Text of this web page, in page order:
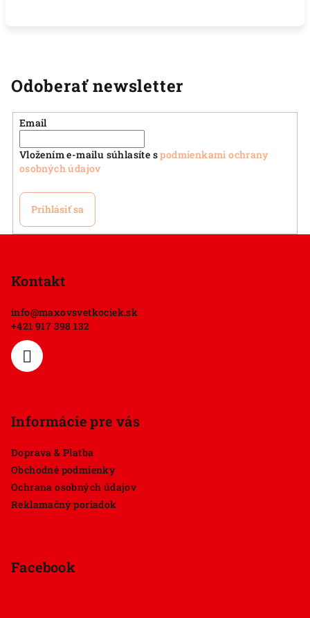
Odoberať newsletter
Email
Vložením e-mailu súhlasíte spodmienkami ochrany
osobných údajov
Prihlásiť sa
Kontakt
info@maxovsvetkociek.sk
+421 917 398 132
Informácie pre vás
Doprava & Platba
Obchodné podmienky
Ochrana osobných údajov
Reklamačný poriadok
Facebook